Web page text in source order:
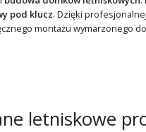
pod klucz. Dzięki
montażu wymarzonego
letniskowe